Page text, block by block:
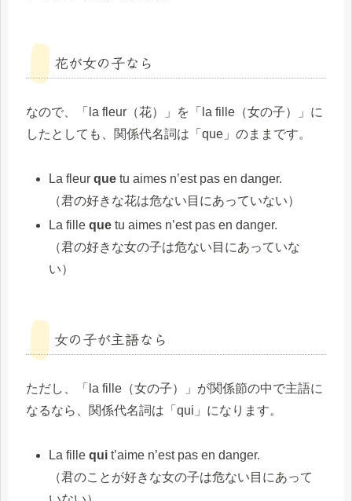
花が女の子なら
なので、「la fleur（花）」を「la fille（女の子）」に
したとしても、関係代名詞は「que」のままです。
La fleurque tu aimes n’est pas en danger.
（君の好きな花は危ない目にあっていない）
La filleque tu aimes n’est pas en danger.
（君の好きな女の子は危ない目にあっていな
い）
女の子が主語なら
ただし、「la fille（女の子）」が関係節の中で主語に
なるなら、関係代名詞は「qui」になります。
La fillequi t’aime n’est pas en danger.
（君のことが好きな女の子は危ない目にあって